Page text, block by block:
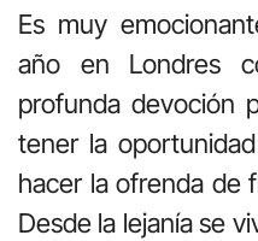
Es muy
año en Londres
profunda devoción
tener la
hacer la ofrenda de
Desde la lejanía se